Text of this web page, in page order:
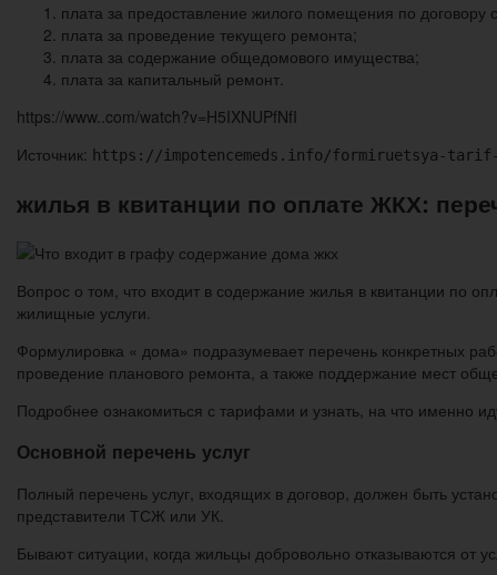
плата за предоставление жилого помещения по договору
плата за проведение текущего ремонта;
плата за содержание общедомового имущества;
плата за капитальный ремонт.
https://www..com/watch?v=H5IXNUPfNfI
Источник: https://impotencemeds.info/formiruetsya-tarif-
жилья в квитанции по оплате ЖКХ:
Вопрос о том, что входит в содержание жилья в квитанции по
жилищные услуги.
Формулировка « дома» подразумевает перечень конкретных
проведение планового ремонта, а также поддержание мест
Подробнее ознакомиться с тарифами и узнать, на что именно
Основной перечень услуг
Полный перечень услуг, входящих в договор, должен быть
представители ТСЖ или УК.
Бывают ситуации, когда жильцы добровольно отказываются от